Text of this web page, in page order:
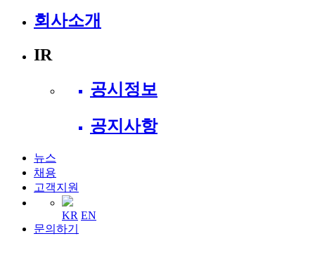
회사소개
IR
공시정보
공지사항
뉴스
채용
고객지원
KR EN
문의하기